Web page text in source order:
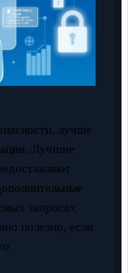
лучше
Лучшие
запросах
полезно, если